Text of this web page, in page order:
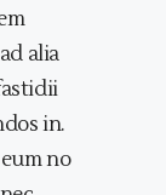
alia
in.
no